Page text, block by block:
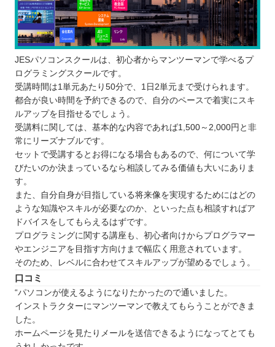
JESパソコンスクールは、初心者からマンツーマンで学べるプ
ログラミングスクールです。
受講時間は1単元あたり50分で、1日2単元まで受けられます。
都合が良い時間を予約できるので、自分のペースで着実にスキ
ルアップを目指せるでしょう。
受講料に関しては、基本的な内容であれば1,500～2,000円と非
常にリーズナブルです。
セットで受講するとお得になる場合もあるので、何について学
びたいのか決まっているなら相談してみる価値も大いにありま
す。
また、自分自身が目指している将来像を実現するためにはどの
ような知識やスキルが必要なのか、といった点も相談すればア
ドバイスをしてもらえるはずです。
プログラミングに関する講座も、初心者向けからプログラマー
やエンジニアを目指す方向けまで幅広く用意されています。
そのため、レベルに合わせてスキルアップが望めるでしょう。
口コミ
“パソコンが使えるようになりたかったので通いました。
インストラクターにマンツーマンで教えてもらうことができま
した。
ホームページを見たりメールを送信できるようになってとても